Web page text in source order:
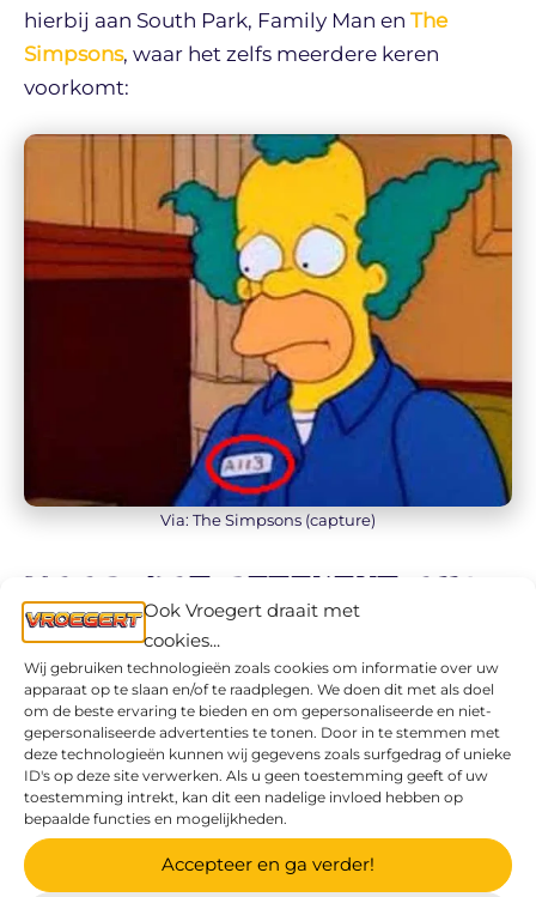
Ook Vroegert draait met
cookies...
Wij gebruiken technologieën zoals cookies om informatie over uw
apparaat op te slaan en/of te raadplegen. We doen dit met als doel
om de beste ervaring te bieden en om gepersonaliseerde en niet-
gepersonaliseerde advertenties te tonen. Door in te stemmen met
deze technologieën kunnen wij gegevens zoals surfgedrag of unieke
ID's op deze site verwerken. Als u geen toestemming geeft of uw
toestemming intrekt, kan dit een nadelige invloed hebben op
bepaalde functies en mogelijkheden.
Accepteer en ga verder!
hierbij aan South Park, Family Man en The
Simpsons, waar het zelfs meerdere keren
voorkomt:
Via: The Simpsons (capture)
Maar wat betekent A113
nou eigenlijk?
Is A113 gewoon een willekeurig nummer, of
heeft het ook nog een betekenis? We kunnen
vertellen dat het wel degelijk een betekenis
heeft. A113 was het klaslokaal van hetCalifornia
Institute of Arts. Hier zaten de makers van de
eerste animatiefilms om les te krijgen in